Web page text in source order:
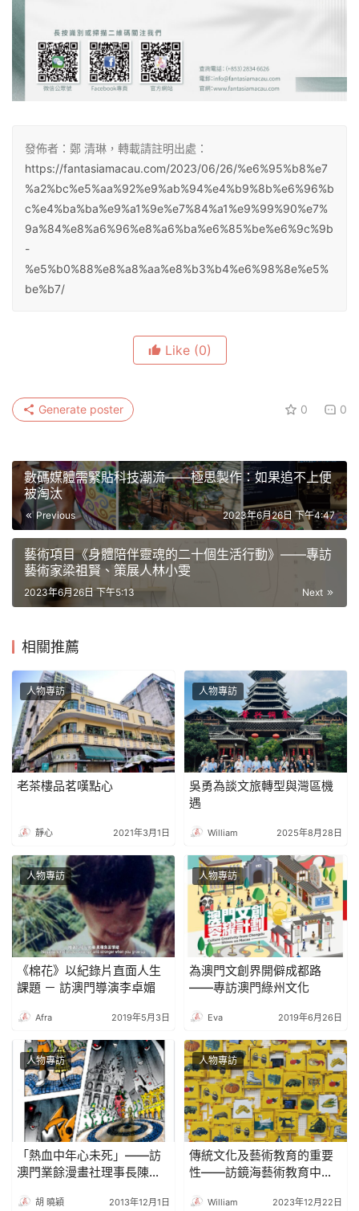
發佈者：鄭 清琳，轉載請註明出處：
https://fantasiamacau.com/2023/06/26/%e6%95%b8%e7
%a2%bc%e5%aa%92%e9%ab%94%e4%b9%8b%e6%96%b
c%e4%ba%ba%e9%a1%9e%e7%84%a1%e9%99%90%e7%
9a%84%e8%a6%96%e8%a6%ba%e6%85%be%e6%9c%9b
-
%e5%b0%88%e8%a8%aa%e8%b3%b4%e6%98%8e%e5%
be%b7/
Like (0)
0 0
Generate poster
數碼媒體需緊貼科技潮流——極思製作：如果追不上便
被淘汰
Previous 2023年6月26日 下午4:47
藝術項目《身體陪伴靈魂的二十個生活行動》——專訪
藝術家梁祖賢、策展人林小雯
Next
2023年6月26日 下午5:13
相關推薦
人物專訪
老茶樓品茗嘆點心
靜心 2021年3月1日
人物專訪
吳勇為談文旅轉型與灣區機
遇
William 2025年8月28日
人物專訪
《棉花》以紀錄片直面人生
課題 － 訪澳門導演李卓媚
Afra 2019年5月3日
人物專訪
為澳門文創界開僻成都路
——專訪澳門綠州文化
Eva 2019年6月26日
人物專訪
「熱血中年心未死」——訪
澳門業餘漫畫社理事長陳建
胡 曉穎 2013年12月1日
人物專訪
傳統文化及藝術教育的重要
性——訪鏡海藝術教育中心
William 2023年12月22日